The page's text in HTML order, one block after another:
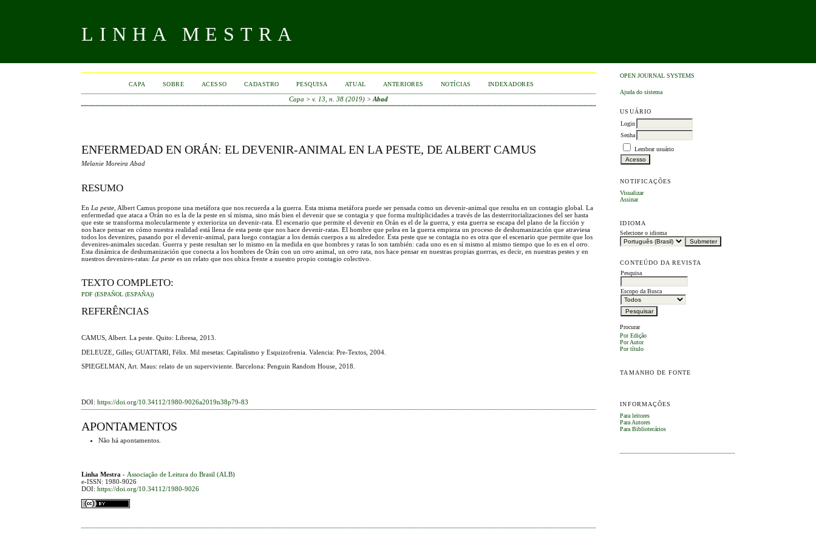
LINHA MESTRA
OPEN JOURNAL SYSTEMS
Ajuda do sistema
USUÁRIO
Login
Senha
Lembrar usuário
NOTIFICAÇÕES
Visualizar
Assinar
IDIOMA
Selecione o idioma
CONTEÚDO DA REVISTA
Pesquisa
Escopo da Busca
Procurar
Por Edição
Por Autor
Por título
TAMANHO DE FONTE
INFORMAÇÕES
Para leitores
Para Autores
Para Bibliotecários
CAPA SOBRE ACESSO CADASTRO PESQUISA ATUAL ANTERIORES NOTÍCIAS INDEXADORES
Capa >v. 13, n. 38 (2019) >Abad
ENFERMEDAD EN ORÁN: EL DEVENIR-ANIMAL EN LA PESTE, DE ALBERT CAMUS
Melanie Moreira Abad
RESUMO
En La peste , Albert Camus propone una metáfora que nos recuerda a la guerra. Esta misma metáfora puede ser pensada como un devenir-animal que resulta en un contagio global. La
enfermedad que ataca a Orán no es la de la peste en sí misma, sino más bien el devenir que se contagia y que forma multiplicidades a través de las desterritorializaciones del ser hasta
que este se transforma molecularmente y exterioriza un devenir-rata. El escenario que permite el devenir en Orán es el de la guerra, y esta guerra se escapa del plano de la ficción y
nos hace pensar en cómo nuestra realidad está llena de esta peste que nos hace devenir-ratas. El hombre que pelea en la guerra empieza un proceso de deshumanización que atraviesa
todos los devenires, pasando por el devenir-animal, para luego contagiar a los demás cuerpos a su alrededor. Esta peste que se contagia no es otra que el escenario que permite que los
devenires-animales sucedan. Guerra y peste resultan ser lo mismo en la medida en que hombres y ratas lo son también: cada uno es en sí mismo al mismo tiempo que lo es en elotro
Esta dinámica de deshumanización que conecta a los hombres de Orán con unotro animal, unotro rata, nos hace pensar en nuestras propias guerras, es decir, en nuestras pestes y en
nuestros devenires-ratas: La peste es un relato que nos ubica frente a nuestro propio contagio colectivo.
TEXTO COMPLETO:
PDF (ESPAÑOL (ESPAÑA))
REFERÊNCIAS
CAMUS, Albert. La peste. Quito: Libresa, 2013.
DELEUZE, Gilles; GUATTARI, Félix. Mil mesetas: Capitalismo y Esquizofrenia. Valencia: Pre-Textos, 2004.
SPIEGELMAN, Art. Maus: relato de un superviviente. Barcelona: Penguin Random House, 2018.
DOI:https://doi.org/10.34112/1980-9026a2019n38p79-83
APONTAMENTOS
Não há apontamentos.
Linha Mestra- Associação de Leitura do Brasil (ALB)
e-ISSN: 1980-9026
DOI:https://doi.org/10.34112/1980-9026